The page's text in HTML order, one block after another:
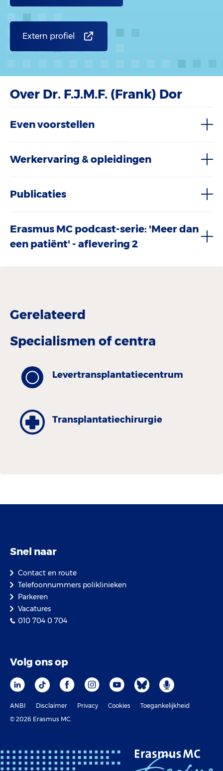
Extern profiel
Over Dr. F.J.M.F. (Frank) Dor
Even voorstellen
Werkervaring & opleidingen
Publicaties
Erasmus MC podcast-serie: 'Meer dan
een patiënt' - aflevering 2
Gerelateerd
Specialismen of centra
Levertransplantatiecentrum
Transplantatiechirurgie
Snel naar
Contact en route
Telefoonnummers poliklinieken
Parkeren
Vacatures
010 704 0 704
Volg ons op
ANBI Disclaimer Privacy Cookies
Toegankelijkheid
© 2026 Erasmus MC.